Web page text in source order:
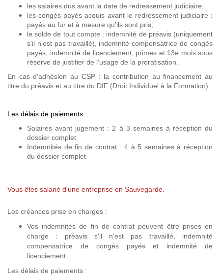
les salaires dus avant la date de redressement judiciaire;
les congés payés acquis avant le redressement judiciaire :
payés au fur et à mesure qu'ils sont pris;
le solde de tout compte : indemnité de préavis (uniquement
s'il n'est pas travaillé), indemnité compensatrice de congés
payés, indemnité de licenciement, primes et 13e mois sous
réserve de justifier de l'usage de la proratisation.
En cas d'adhésion au CSP : la contribution au financement au
titre du préavis et au titre du DIF (Droit Individuel à la Formation).
Les délais de paiements :
Salaires avant jugement : 2 à 3 semaines à réception du
dossier complet
Indemnités de fin de contrat : 4 à 5 semaines à réception
du dossier complet
Vous êtes salarié d'une entreprise en Sauvegarde.
Les créances prise en charges :
Vos indemnités de fin de contrat peuvent être prises en
charge : préavis s'il n'est pas travaillé, indemnité
compensatrice de congés payés et indemnité de
licenciement.
Les délais de paiements :